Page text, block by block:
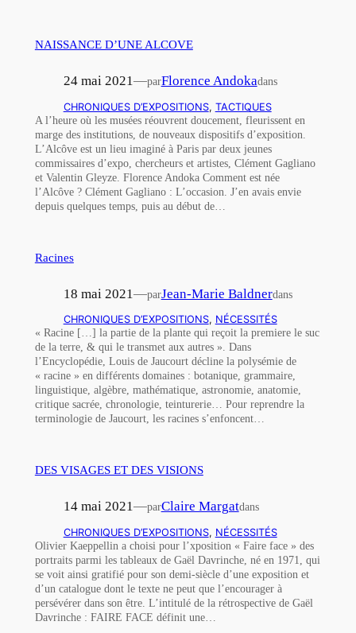
NAISSANCE D’UNE ALCOVE
24 mai 2021—parFlorence Andokadans
CHRONIQUES D’EXPOSITIONS, TACTIQUES
A l’heure où les musées réouvrent doucement, fleurissent en
marge des institutions, de nouveaux dispositifs d’exposition.
L’Alcôve est un lieu imaginé à Paris par deux jeunes
commissaires d’expo, chercheurs et artistes, Clément Gagliano
et Valentin Gleyze. Florence Andoka Comment est née
l’Alcôve ? Clément Gagliano : L’occasion. J’en avais envie
depuis quelques temps, puis au début de…
Racines
18 mai 2021—parJean-Marie Baldnerdans
CHRONIQUES D’EXPOSITIONS, NÉCESSITÉS
« Racine […] la partie de la plante qui reçoit la premiere le suc
de la terre, & qui le transmet aux autres ». Dans
l’Encyclopédie, Louis de Jaucourt décline la polysémie de
« racine » en différents domaines : botanique, grammaire,
linguistique, algèbre, mathématique, astronomie, anatomie,
critique sacrée, chronologie, teinturerie… Pour reprendre la
terminologie de Jaucourt, les racines s’enfoncent…
DES VISAGES ET DES VISIONS
14 mai 2021—parClaire Margatdans
CHRONIQUES D’EXPOSITIONS, NÉCESSITÉS
Olivier Kaeppellin a choisi pour l’xposition « Faire face » des
portraits parmi les tableaux de Gaël Davrinche, né en 1971, qui
se voit ainsi gratifié pour son demi-siècle d’une exposition et
d’un catalogue dont le texte ne peut que l’encourager à
persévérer dans son être. L’intitulé de la rétrospective de Gaël
Davrinche : FAIRE FACE définit une…